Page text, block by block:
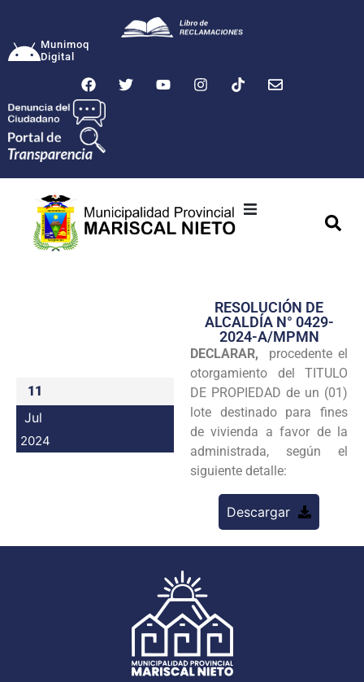
Munimoq
Digital
Transparencia
Seguridad
Programas
Intranet
11
Jul
2024
RESOLUCIÓN DE
ALCALDÍA N° 0429-
2024-A/MPMN
DECLARAR,
procedente el
otorgamiento del TITULO
DE PROPIEDAD de un (01)
lote destinado para fines
de vivienda a favor de la
administrada, según el
siguiente detalle:
Descargar